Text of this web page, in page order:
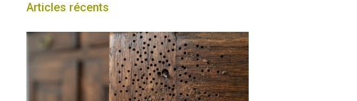
Articles récents